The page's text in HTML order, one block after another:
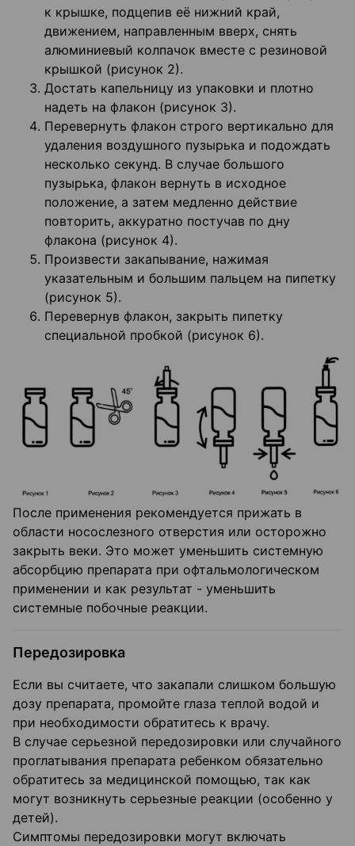
к крышке, подцепив её нижний край,
движением, направленным вверх, снять
алюминиевый колпачок вместе с резиновой
крышкой (рисунок 2).
Достать капельницу из упаковки и плотно
надеть на флакон (рисунок 3).
Перевернуть флакон строго вертикально для
удаления воздушного пузырька и подождать
несколько секунд. В случае большого
пузырька, флакон вернуть в исходное
положение, а затем медленно действие
повторить, аккуратно постучав по дну
флакона (рисунок 4).
Произвести закапывание, нажимая
указательным и большим пальцем на пипетку
(рисунок 5).
Перевернув флакон, закрыть пипетку
специальной пробкой (рисунок 6).
После применения рекомендуется прижать в
области носослезного отверстия или осторожно
закрыть веки. Это может уменьшить системную
абсорбцию препарата при офтальмологическом
применении и как результат - уменьшить
системные побочные реакции.
Передозировка
Если вы считаете, что закапали слишком большую
дозу препарата, промойте глаза теплой водой и
при необходимости обратитесь к врачу.
В случае серьезной передозировки или случайного
проглатывания препарата ребенком обязательно
обратитесь за медицинской помощью, так как
могут возникнуть серьезные реакции (особенно у
детей).
Симптомы передозировки могут включать